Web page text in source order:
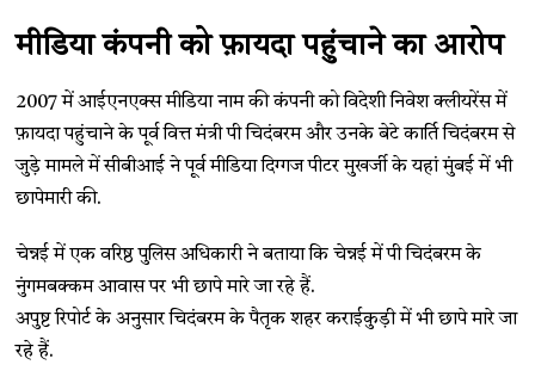
मीडिया कंपनी को फ़ायदा पहुंचाने का आरोप
2007 में आईएनएक्स मीडिया नाम की कंपनी को विदेशी निवेश क्लीयरेंस में
फ़ायदा पहुंचाने के पूर्व वित्त मंत्री पी चिदंबरम और उनके बेटे कार्ति चिदंबरम से
जुड़े मामले में सीबीआई ने पूर्व मीडिया दिग्गज पीटर मुखर्जी के यहां मुंबई में भी
छापेमारी की.
चेन्नई में एक वरिष्ठ पुलिस अधिकारी ने बताया कि चेन्नई में पी चिदंबरम के
नुंगमबक्कम आवास पर भी छापे मारे जा रहे हैं.
अपुष्ट रिपोर्ट के अनुसार चिदंबरम के पैतृक शहर कराईकुड़ी में भी छापे मारे जा
रहे हैं.